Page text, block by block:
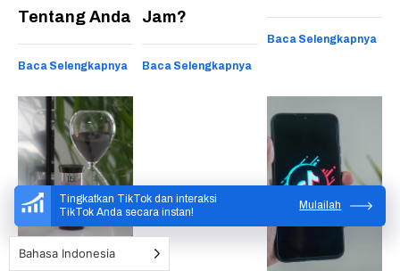
Tingkatkan TikTok dan interaksi
TikTok Anda secara instan!
Mulailah
Tentang Anda
Baca Selengkapnya
Jam?
Baca Selengkapnya
Baca Selengkapnya
Bahasa Indonesia